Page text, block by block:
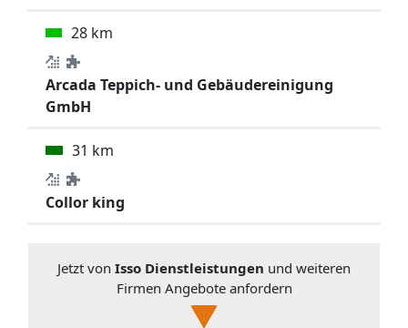
28 km
Arcada Teppich- und Gebäudereinigung
GmbH
31 km
Collor king
Jetzt von Isso Dienstleistungen und weiteren
Firmen Angebote anfordern